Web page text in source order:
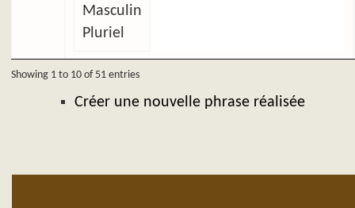
Masculin
Pluriel
Showing 1 to 10 of 51 entries
Créer une nouvelle phrase réalisée